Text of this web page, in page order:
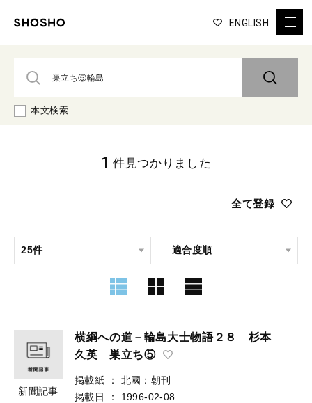
ENGLISH
本文検索
全て登録
1 件見つかりました
新聞記事
横綱への道－輪島大士物語２８ 杉本
久英 巣立ち⑤
掲載紙 ：
北國：朝刊
掲載日
：
1996-02-08